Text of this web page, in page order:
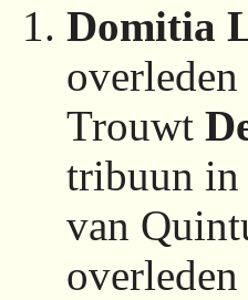
Domitia
Trouwt
tribuun in
van
overleden